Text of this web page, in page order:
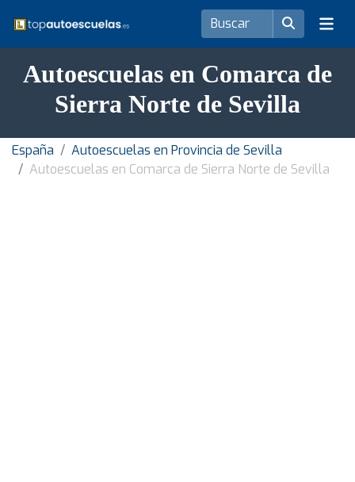
Autoescuelas en Comarca de
Sierra Norte de Sevilla
España
Autoescuelas en Provincia de Sevilla
Autoescuelas en Comarca de Sierra Norte de Sevilla